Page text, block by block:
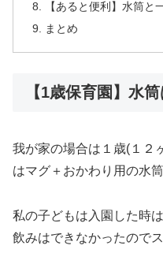
【あると便利】水筒と
まとめ
【1歳保育園】水
我が家の場合は１歳(１２
はマグ＋おかわり用の水
私の子どもは入園した時
飲みはできなかったので